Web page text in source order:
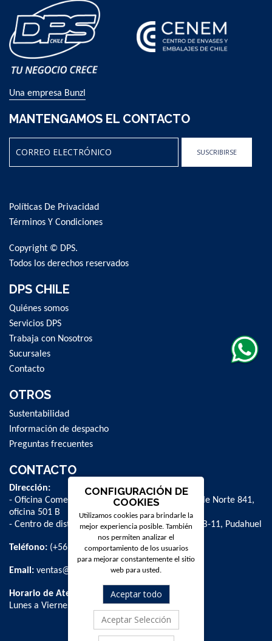
Una empresa Bunzl
MANTENGAMOS EL CONTACTO
Our
Newsletter:
SUSCRIBIRSE
Políticas De Privacidad
Términos Y Condiciones
Copyright © DPS.
Todos los derechos reservados
DPS CHILE
Quiénes somos
Servicios DPS
Trabaja con Nosotros
Sucursales
Contacto
OTROS
Sustentabilidad
Información de despacho
Preguntas frecuentes
CONTACTO
Dirección:
- Oficina Comercial y administrativa: Avenida Valle Norte 841,
oficina 501 B
- Centro de distribución: La Farfana 500, bodega B-11, Pudahuel
Teléfono: (+56 2) 2 584 8900
Email: ventas@dpschile.cl
Horario de Atención:
Lunes a Viernes / 09:00 a 16:00 hrs
CONFIGURACIÓN DE
COOKIES
Utilizamos cookies para brindarle la
mejor experiencia posible. También
nos permiten analizar el
comportamiento de los usuarios
para mejorar constantemente el sitio
web para usted.
Aceptar todo
Aceptar Selección